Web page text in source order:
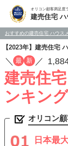
オリコン顧客満足度
建売住宅
おすすめの建売住宅 ハウス
【2023年】建売住宅
／ 最 新 ／
建売住
ンキング
オリコン
日本最